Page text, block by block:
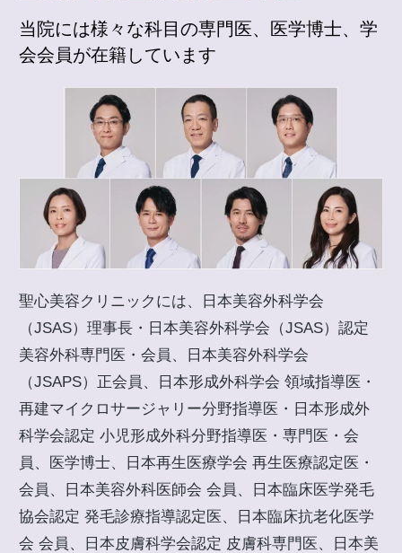
当院には様々な科目の専門医、医学博士、学
会会員が在籍しています
聖心美容クリニックには、日本美容外科学会
（JSAS）理事長・日本美容外科学会（JSAS）認定
美容外科専門医・会員、日本美容外科学会
（JSAPS）正会員、日本形成外科学会 領域指導医・
再建マイクロサージャリー分野指導医・日本形成外
科学会認定 小児形成外科分野指導医・専門医・会
員、医学博士、日本再生医療学会 再生医療認定医・
会員、日本美容外科医師会 会員、日本臨床医学発毛
協会認定 発毛診療指導認定医、日本臨床抗老化医学
会 会員、日本皮膚科学会認定 皮膚科専門医、日本美